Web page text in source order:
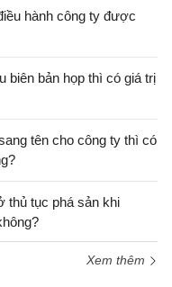
hành công ty được
biên bản họp thì có giá trị
tên cho công ty thì có
thủ tục phá sản khi
Xem thêm